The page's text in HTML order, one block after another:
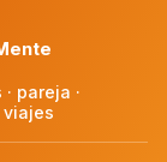
· pareja ·
viajes